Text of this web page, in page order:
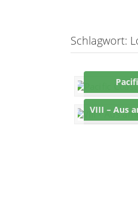
Schlagwort:
VIII – Aus